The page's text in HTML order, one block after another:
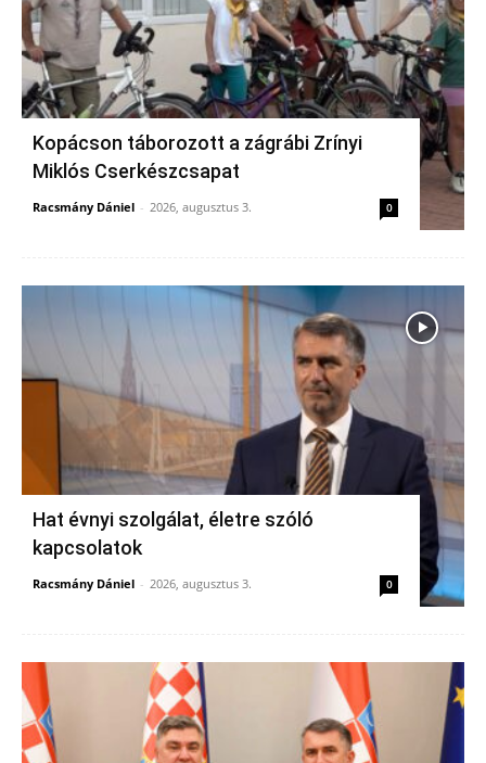
Kopácson táborozott a zágrábi Zrínyi
Miklós Cserkészcsapat
Racsmány Dániel - 2026, augusztus 3. 0
Hat évnyi szolgálat, életre szóló
kapcsolatok
Racsmány Dániel - 2026, augusztus 3. 0